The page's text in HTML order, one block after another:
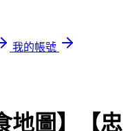
我的帳號
地圖】【忠